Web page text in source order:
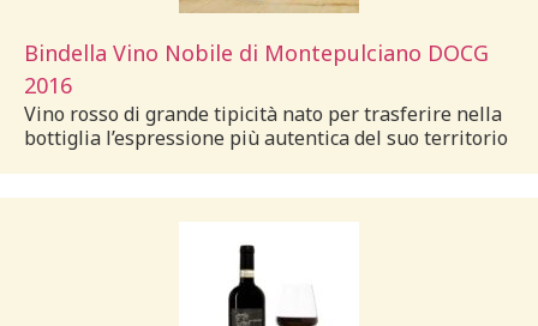
Bindella Vino Nobile di Montepulciano DOCG
2016
Vino rosso di grande tipicità nato per trasferire nella
bottiglia l’espressione più autentica del suo territorio